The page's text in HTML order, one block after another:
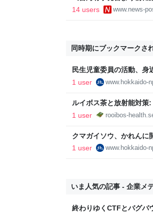
した対中外交の大失態「
14 users www.news-
同時期にブックマークさ
民生児童委員の活動、
1 user
www.hokkaido-
ルイボス茶と放射能対策
1 user
rooibos-
クマガイソウ、かれん
1 user
www.hokkaido-
いま人気の記事 - 企業メ
終わりゆくCTFとバグ